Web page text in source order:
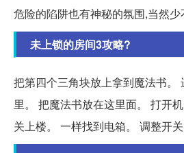
危险的陷阱也有神秘的氛围,当然少
未上锁的房间3攻略?
把第四个三角块放上拿到魔法书。
里。 把魔法书放在这里面。 打开
关上楼。 一样找到电箱。 调整开关